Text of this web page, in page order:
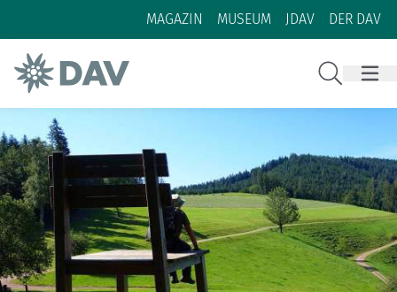
Zum Inhalt
Zur Footer-Navigation
MAGAZIN MUSEUM JDAV DER DAV